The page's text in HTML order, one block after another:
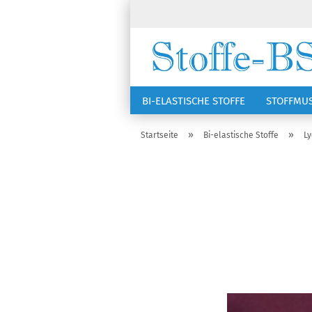
BI-ELASTISCHE STOFFE
NÄHZUBEHÖR RSG KAPPEN
Startseite » Bi-elastische Stoffe »